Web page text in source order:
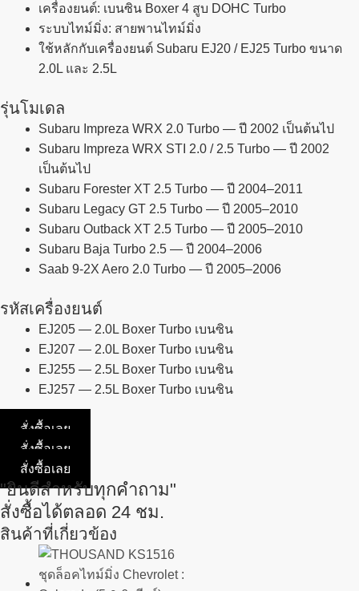
เครื่องยนต์: เบนซิน Boxer 4 สูบ DOHC Turbo
ระบบไทม์มิ่ง: สายพานไทม์มิ่ง
ใช้หลักกับเครื่องยนต์ Subaru EJ20 / EJ25 Turbo ขนาด
2.0L และ 2.5L
รุ่นโมเดล
Subaru Impreza WRX 2.0 Turbo — ปี 2002 เป็นต้นไป
Subaru Impreza WRX STI 2.0 / 2.5 Turbo — ปี 2002
เป็นต้นไป
Subaru Forester XT 2.5 Turbo — ปี 2004–2011
Subaru Legacy GT 2.5 Turbo — ปี 2005–2010
Subaru Outback XT 2.5 Turbo — ปี 2005–2010
Subaru Baja Turbo 2.5 — ปี 2004–2006
Saab 9-2X Aero 2.0 Turbo — ปี 2005–2006
รหัสเครื่องยนต์
EJ205 — 2.0L Boxer Turbo เบนซิน
EJ207 — 2.0L Boxer Turbo เบนซิน
EJ255 — 2.5L Boxer Turbo เบนซิน
EJ257 — 2.5L Boxer Turbo เบนซิน
สั่งซื้อเลย
สั่งซื้อเลย
สั่งซื้อเลย
"ยินดีสำหรับทุกคำถาม"
สั่งซื้อได้ตลอด 24 ชม.
สินค้าที่เกี่ยวข้อง